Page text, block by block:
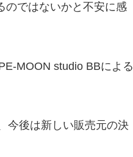
のではないかと不安に感
MOON studio BBによる
今後は新しい販売元の決